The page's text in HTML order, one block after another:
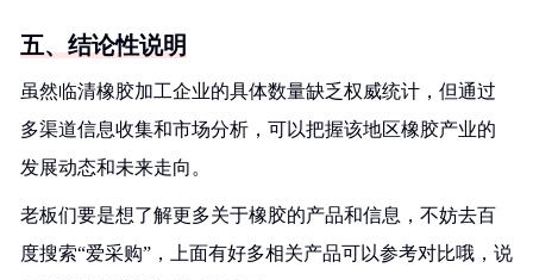
五、结论性说明
虽然临清橡胶加工企业的具体数量缺乏权威统计，但通过
多渠道信息收集和市场分析，可以把握该地区橡胶产业的
发展动态和未来走向。
老板们要是想了解更多关于橡胶的产品和信息，不妨去百
度搜索“爱采购”，上面有好多相关产品可以参考对比哦，说